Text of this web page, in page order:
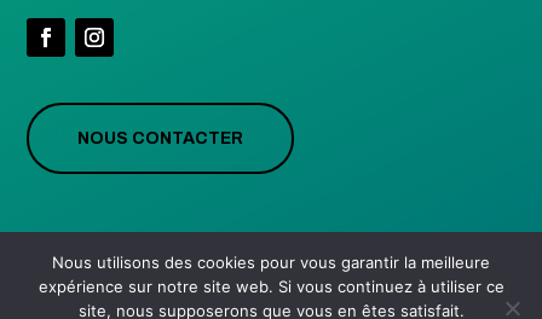
NOUS CONTACTER
©Tous droits réservés ACAV • Création du site : Léa Gilbert
Nous utilisons des cookies pour vous garantir la meilleure
expérience sur notre site web. Si vous continuez à utiliser ce
site, nous supposerons que vous en êtes satisfait.